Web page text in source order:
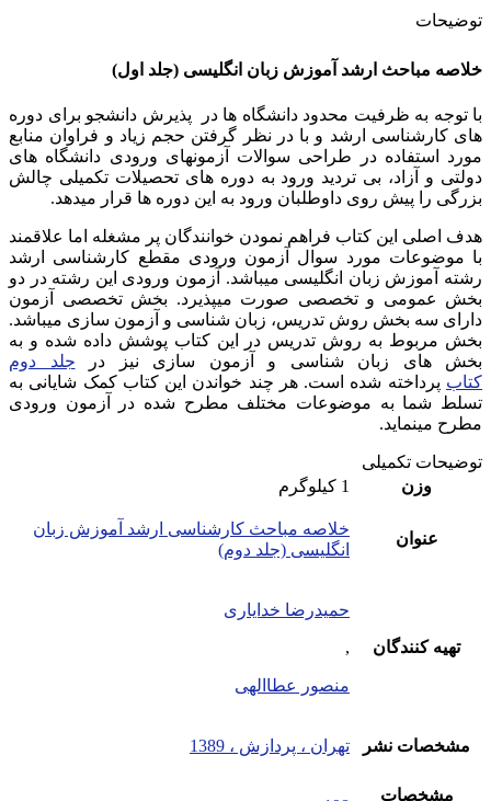
توضیحات
خلاصه مباحث ارشد آموزش زبان انگلیسی (جلد اول)
با توجه به ظرفیت محدود دانشگاه ها در پذیرش دانشجو برای دوره
های کارشناسی ارشد و با در نظر گرفتن حجم زیاد و فراوان منابع
مورد استفاده در طراحی سوالات آزمونهای ورودی دانشگاه های
دولتی و آزاد، بی تردید ورود به دوره های تحصیلات تکمیلی چالش
بزرگی را پیش روی داوطلبان ورود به این دوره ها قرار میدهد.
هدف اصلی این کتاب فراهم نمودن خوانندگان پر مشغله اما علاقمند
با موضوعات مورد سوال آزمون ورودی مقطع کارشناسی ارشد
رشته آموزش زبان انگلیسی میباشد. آزمون ورودی این رشته در دو
بخش عمومی و تخصصی صورت میپذیرد. بخش تخصصی آزمون
دارای سه بخش روش تدریس، زبان شناسی و آزمون سازی میباشد.
بخش مربوط به روش تدریس در این کتاب پوشش داده شده و به
بخش های زبان شناسی و آزمون سازی نیز در جلد دوم
کتاب پرداخته شده است. هر چند خواندن این کتاب کمک شایانی به
تسلط شما به موضوعات مختلف مطرح شده در آزمون ورودی
مطرح مینماید.
توضیحات تکمیلی
وزن
1 کیلوگرم
عنوان
خلاصه مباحث کارشناسی ارشد آموزش زبان
انگلیسی (جلد دوم)
تهیه کنندگان
حمیدرضا خدایاری
,
منصور عطاالهی
مشخصات نشر تهران ، پردازش ، 1389
مشخصات